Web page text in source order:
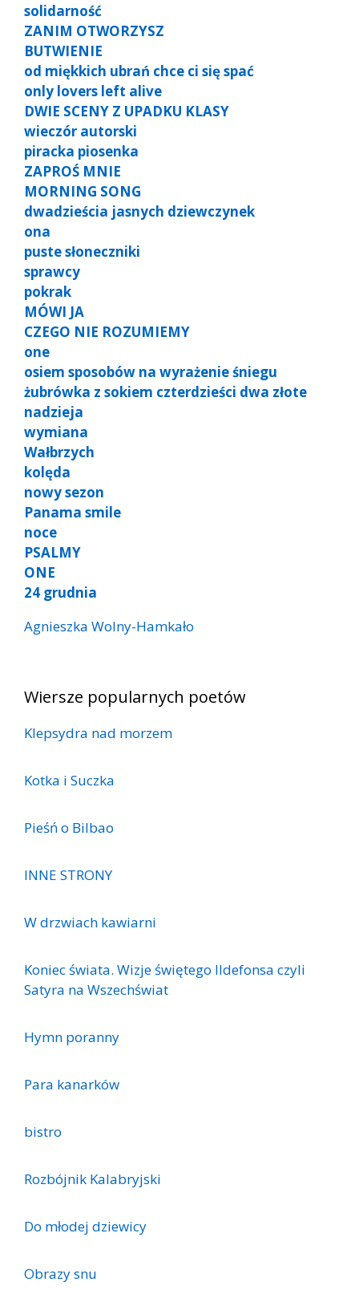
solidarność
ZANIM OTWORZYSZ
BUTWIENIE
od miękkich ubrań chce ci się spać
only lovers left alive
DWIE SCENY Z UPADKU KLASY
wieczór autorski
piracka piosenka
ZAPROŚ MNIE
MORNING SONG
dwadzieścia jasnych dziewczynek
ona
puste słoneczniki
sprawcy
pokrak
MÓWI JA
CZEGO NIE ROZUMIEMY
one
osiem sposobów na wyrażenie śniegu
żubrówka z sokiem czterdzieści dwa złote
nadzieja
wymiana
Wałbrzych
kolęda
nowy sezon
Panama smile
noce
PSALMY
ONE
24 grudnia
Agnieszka Wolny-Hamkało
Wiersze popularnych poetów
Klepsydra nad morzem
Kotka i Suczka
Pieśń o Bilbao
INNE STRONY
W drzwiach kawiarni
Koniec świata. Wizje świętego Ildefonsa czyli
Satyra na Wszechświat
Hymn poranny
Para kanarków
bistro
Rozbójnik Kalabryjski
Do młodej dziewicy
Obrazy snu